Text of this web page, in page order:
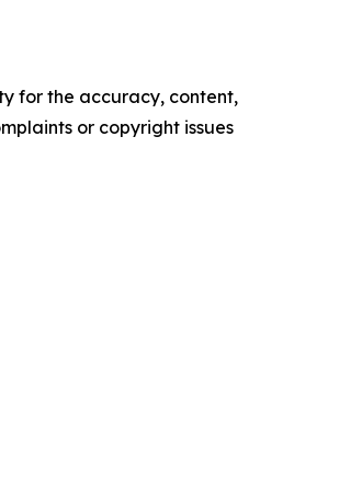
for the accuracy, content,
or copyright issues